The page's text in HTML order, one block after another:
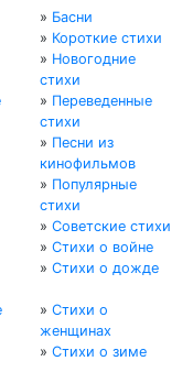
» Басни
» Короткие стихи
» Новогодние
стихи
» Переведенные
стихи
» Песни из
кинофильмов
» Популярные
стихи
» Советские стихи
» Стихи о войне
» Стихи о дожде
» Стихи о
женщинах
» Стихи о зиме